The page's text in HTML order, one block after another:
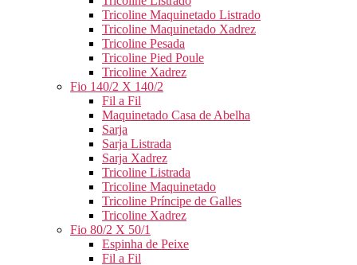
Tricoline Maquinetado Listrado
Tricoline Maquinetado Xadrez
Tricoline Pesada
Tricoline Pied Poule
Tricoline Xadrez
Fio 140/2 X 140/2
Fil a Fil
Maquinetado Casa de Abelha
Sarja
Sarja Listrada
Sarja Xadrez
Tricoline Listrada
Tricoline Maquinetado
Tricoline Príncipe de Galles
Tricoline Xadrez
Fio 80/2 X 50/1
Espinha de Peixe
Fil a Fil